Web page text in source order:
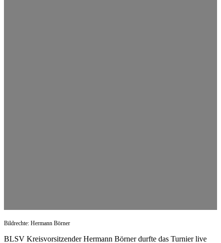
Bild­rechte: Hermann Börner
BLSV Kreis­vor­sit­zen­der Hermann Börner durfte das Turnier live